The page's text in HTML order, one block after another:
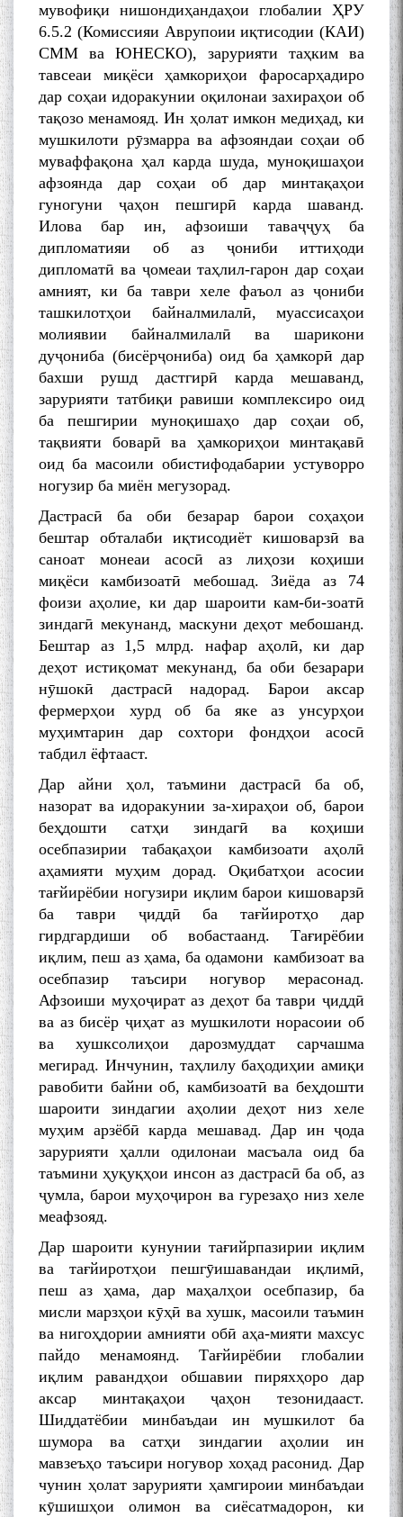
мувофиқи нишондиҳандаҳои глобалии ҲРУ
6.5.2 (Комиссияи Аврупоии иқтисодии (КАИ)
СММ ва ЮНЕСКО), зарурияти таҳким ва
тавсеаи миқёси ҳамкориҳои фаросарҳадиро
дар соҳаи идоракунии оқилонаи захираҳои об
тақозо менамояд. Ин ҳолат имкон медиҳад, ки
мушкилоти рӯзмарра ва афзояндаи соҳаи об
муваффақона ҳал карда шуда, муноқишаҳои
афзоянда дар соҳаи об дар минтақаҳои
гуногуни ҷаҳон пешгирӣ карда шаванд.
Илова бар ин, афзоиши таваҷҷуҳ ба
дипломатияи об аз ҷониби иттиҳоди
дипломатӣ ва ҷомеаи таҳлил-гарон дар соҳаи
амният, ки ба таври хеле фаъол аз ҷониби
ташкилотҳои байналмилалӣ, муассисаҳои
молиявии байналмилалӣ ва шарикони
дуҷониба (бисёрҷониба) оид ба ҳамкорӣ дар
бахши рушд дастгирӣ карда мешаванд,
зарурияти татбиқи равиши комплексиро оид
ба пешгирии муноқишаҳо дар соҳаи об,
тақвияти боварӣ ва ҳамкориҳои минтақавӣ
оид ба масоили обистифодабарии устуворро
ногузир ба миён мегузорад.
Дастрасӣ ба оби безарар барои соҳаҳои
бештар обталаби иқтисодиёт кишоварзӣ ва
саноат монеаи асосӣ аз лиҳози коҳиши
миқёси камбизоатӣ мебошад. Зиёда аз 74
фоизи аҳолие, ки дар шароити кам-би-зоатӣ
зиндагӣ мекунанд, маскуни деҳот мебошанд.
Бештар аз 1,5 млрд. нафар аҳолӣ, ки дар
деҳот истиқомат мекунанд, ба оби безарари
нӯшокӣ дастрасӣ надорад. Барои аксар
фермерҳои хурд об ба яке аз унсурҳои
муҳимтарин дар сохтори фондҳои асосӣ
табдил ёфтааст.
Дар айни ҳол, таъмини дастрасӣ ба об,
назорат ва идоракунии за-хираҳои об, барои
беҳдошти сатҳи зиндагӣ ва коҳиши
осебпазирии табақаҳои камбизоати аҳолӣ
аҳамияти муҳим дорад. Оқибатҳои асосии
тағйирёбии ногузири иқлим барои кишоварзӣ
ба таври ҷиддӣ ба тағйиротҳо дар
гирдгардиши об вобастаанд. Тағирёбии
иқлим, пеш аз ҳама, ба одамони камбизоат ва
осебпазир таъсири ногувор мерасонад.
Афзоиши муҳоҷират аз деҳот ба таври ҷиддӣ
ва аз бисёр ҷиҳат аз мушкилоти норасоии об
ва хушксолиҳои дарозмуддат сарчашма
мегирад. Инчунин, таҳлилу баҳодиҳии амиқи
равобити байни об, камбизоатӣ ва беҳдошти
шароити зиндагии аҳолии деҳот низ хеле
муҳим арзёбӣ карда мешавад. Дар ин ҷода
зарурияти ҳалли одилонаи масъала оид ба
таъмини ҳуқуқҳои инсон аз дастрасӣ ба об, аз
ҷумла, барои муҳоҷирон ва гурезаҳо низ хеле
меафзояд.
Дар шароити кунунии тағийрпазирии иқлим
ва тағйиротҳои пешгӯишавандаи иқлимӣ,
пеш аз ҳама, дар маҳалҳои осебпазир, ба
мисли марзҳои кӯҳӣ ва хушк, масоили таъмин
ва нигоҳдории амнияти обӣ аҳа-мияти махсус
пайдо менамоянд. Тағйирёбии глобалии
иқлим равандҳои обшавии пиряхҳоро дар
аксар минтақаҳои ҷаҳон тезонидааст.
Шиддатёбии минбаъдаи ин мушкилот ба
шумора ва сатҳи зиндагии аҳолии ин
мавзеъҳо таъсири ногувор хоҳад расонид. Дар
чунин ҳолат зарурияти ҳамгироии минбаъдаи
кӯшишҳои олимон ва сиёсатмадорон, ки